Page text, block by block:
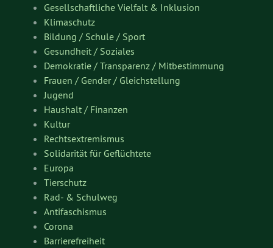
Gesellschaftliche Vielfalt & Inklusion
Klimaschutz
Bildung / Schule / Sport
Gesundheit / Soziales
Demokratie / Transparenz / Mitbestimmung
Frauen / Gender / Gleichstellung
Jugend
Haushalt / Finanzen
Kultur
Rechtsextremismus
Solidarität für Geflüchtete
Europa
Tierschutz
Rad- & Schulweg
Antifaschismus
Corona
Barrierefreiheit